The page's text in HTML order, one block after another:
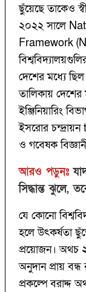
ছুঁয়েছে তাকেও
২০২২ সালে
Framework
দেশের মধ্যে
তালিকায় দেশের
ইঞ্জিনিয়ারিং
ইসরোর
ও গবেষক
আরও পড়ুনঃ
সিদ্ধান্ত ঝুলে,
যে কোনো
হলে উৎকর্ষতা
প্রয়োজন। অথচ
অনুদান প্রায় বন্ধ
প্রকল্পে বরাদ্দ